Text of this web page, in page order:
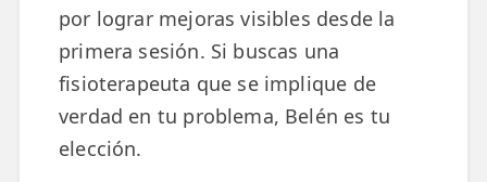
TRATAMIENTOS
✅ Punción Seca
✅ Ondas de Choque
✅ EPTE - EPI
por lograr mejoras visibles desde la
primera sesión. Si buscas una
fisioterapeuta que se implique de
verdad en tu problema, Belén es tu
elección.